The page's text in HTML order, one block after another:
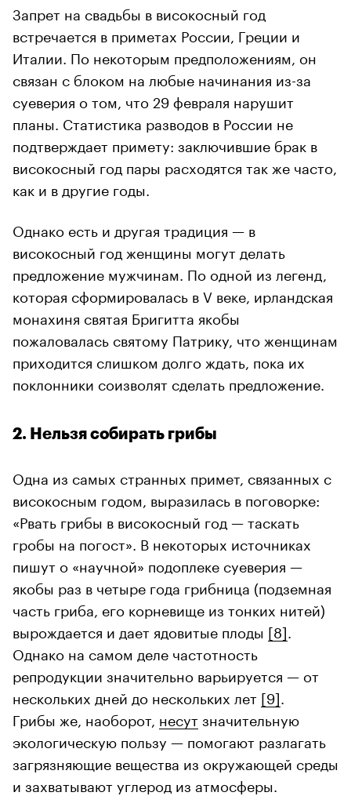
Запрет на свадьбы в високосный год
встречается в приметах России, Греции и
Италии. По некоторым предположениям, он
связан с блоком на любые начинания из-за
суеверия о том, что 29 февраля нарушит
планы. Статистика разводов в России не
подтверждает примету: заключившие брак в
високосный год пары расходятся так же часто,
как и в другие годы.
Однако есть и другая традиция — в
високосный год женщины могут делать
предложение мужчинам. По одной из легенд,
которая сформировалась в V веке, ирландская
монахиня святая Бригитта якобы
пожаловалась святому Патрику, что женщинам
приходится слишком долго ждать, пока их
поклонники соизволят сделать предложение.
2. Нельзя собирать грибы
Одна из самых странных примет, связанных с
високосным годом, выразилась в поговорке:
«Рвать грибы в високосный год — таскать
гробы на погост». В некоторых источниках
пишут о «научной» подоплеке суеверия —
якобы раз в четыре года грибница (подземная
часть гриба, его корневище из тонких нитей)
вырождается и дает ядовитые плоды [8]
Однако на самом деле частотность
репродукции значительно варьируется — от
нескольких дней до нескольких лет [9]
Грибы же, наоборот, несутзначительную
экологическую пользу — помогают разлагать
загрязняющие вещества из окружающей среды
и захватывают углерод из атмосферы.